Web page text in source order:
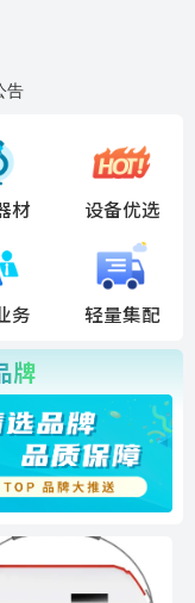
告
材 设备优选
务 轻量集配
牌